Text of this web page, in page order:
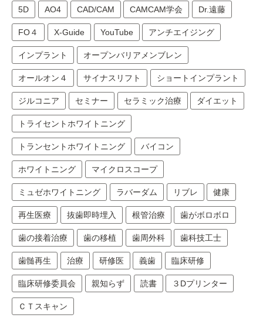
5D AO4 CAD/CAM CAMCAM学会 Dr.遠藤
FO４ X-Guide YouTube アンチエイジング
インプラント オープンバリアメンブレン
オールオン４ サイナスリフト ショートインプラント
ジルコニア セミナー セラミック治療 ダイエット
トライセントホワイトニング
トランセントホワイトニング バイコン
ホワイトニング マイクロスコープ
ミュゼホワイトニング ラバーダム リブレ 健康
再生医療 抜歯即時埋入 根管治療 歯がボロボロ
歯の接着治療 歯の移植 歯周外科 歯科技工士
歯髄再生 治療 研修医 義歯 臨床研修
臨床研修委員会 親知らず 読書 ３Dプリンター
ＣＴスキャン